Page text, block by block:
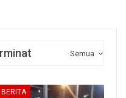
Semua
BERITA